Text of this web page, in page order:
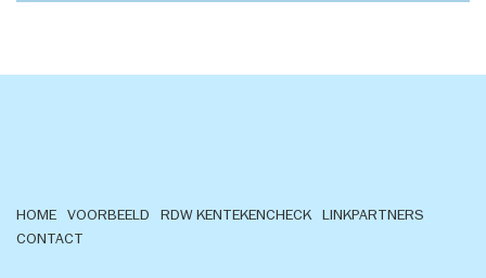
HOME VOORBEELD RDW KENTEKENCHECK
LINKPARTNERS
CONTACT